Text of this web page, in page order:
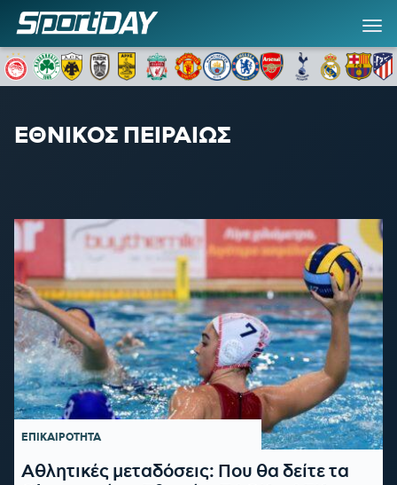
ΕΘΝΙΚΟΣ ΠΕΙΡΑΙΩΣ
ΕΠΙΚΑΙΡΟΤΗΤΑ
Αθλητικές μεταδόσεις: Που θα δείτε τα